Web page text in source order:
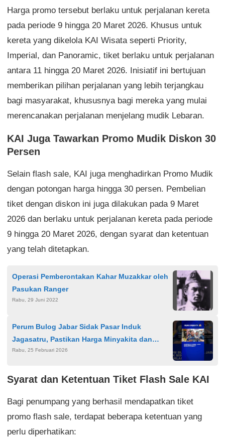
Harga promo tersebut berlaku untuk perjalanan kereta
pada periode 9 hingga 20 Maret 2026. Khusus untuk
kereta yang dikelola KAI Wisata seperti Priority,
Imperial, dan Panoramic, tiket berlaku untuk perjalanan
antara 11 hingga 20 Maret 2026. Inisiatif ini bertujuan
memberikan pilihan perjalanan yang lebih terjangkau
bagi masyarakat, khususnya bagi mereka yang mulai
merencanakan perjalanan menjelang mudik Lebaran.
KAI Juga Tawarkan Promo Mudik Diskon 30
Persen
Selain flash sale, KAI juga menghadirkan Promo Mudik
dengan potongan harga hingga 30 persen. Pembelian
tiket dengan diskon ini juga dilakukan pada 9 Maret
2026 dan berlaku untuk perjalanan kereta pada periode
9 hingga 20 Maret 2026, dengan syarat dan ketentuan
yang telah ditetapkan.
Operasi Pemberontakan Kahar Muzakkar oleh
Pasukan Ranger
Rabu, 29 Juni 2022
Perum Bulog Jabar Sidak Pasar Induk
Jagasatru, Pastikan Harga Minyakita dan
Pasokan Komoditas Aman Jelang Ramadan
Rabu, 25 Februari 2026
Syarat dan Ketentuan Tiket Flash Sale KAI
Bagi penumpang yang berhasil mendapatkan tiket
promo flash sale, terdapat beberapa ketentuan yang
perlu diperhatikan: